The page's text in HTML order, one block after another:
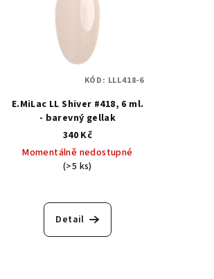
E.MiLac LL Shiver #418, 6 ml.
- barevný gellak
340 Kč
Momentálně nedostupné
(>5 ks)
Detail
KÓD: LLL418-6